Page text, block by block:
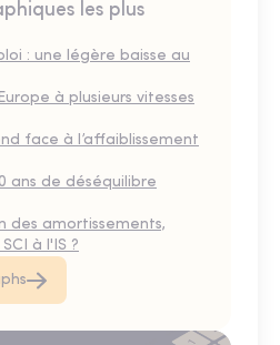
les plus
: une légère baisse au
à plusieurs vitesses
face à l’affaiblissement
ans de déséquilibre
des amortissements,
à l'IS ?